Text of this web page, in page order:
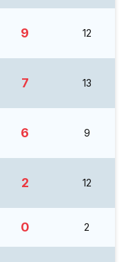
9 12
7 13
6 9
2 12
0 2